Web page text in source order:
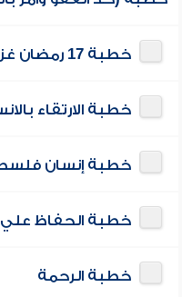
خطبة 17 رمضان غزوة بدرواحداث مصر
خطبة الارتقاء
خطبة إنسان
خطبة الحفاظ علي
خطبة الرحمة